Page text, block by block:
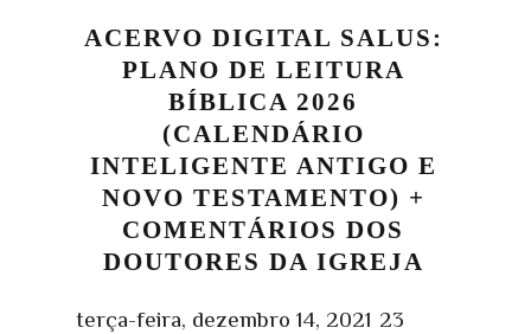
ACERVO DIGITAL SALUS:
PLANO DE LEITURA
BÍBLICA 2026
(CALENDÁRIO
INTELIGENTE ANTIGO E
NOVO TESTAMENTO) +
COMENTÁRIOS DOS
DOUTORES DA IGREJA
terça-feira, dezembro 14, 2021 23